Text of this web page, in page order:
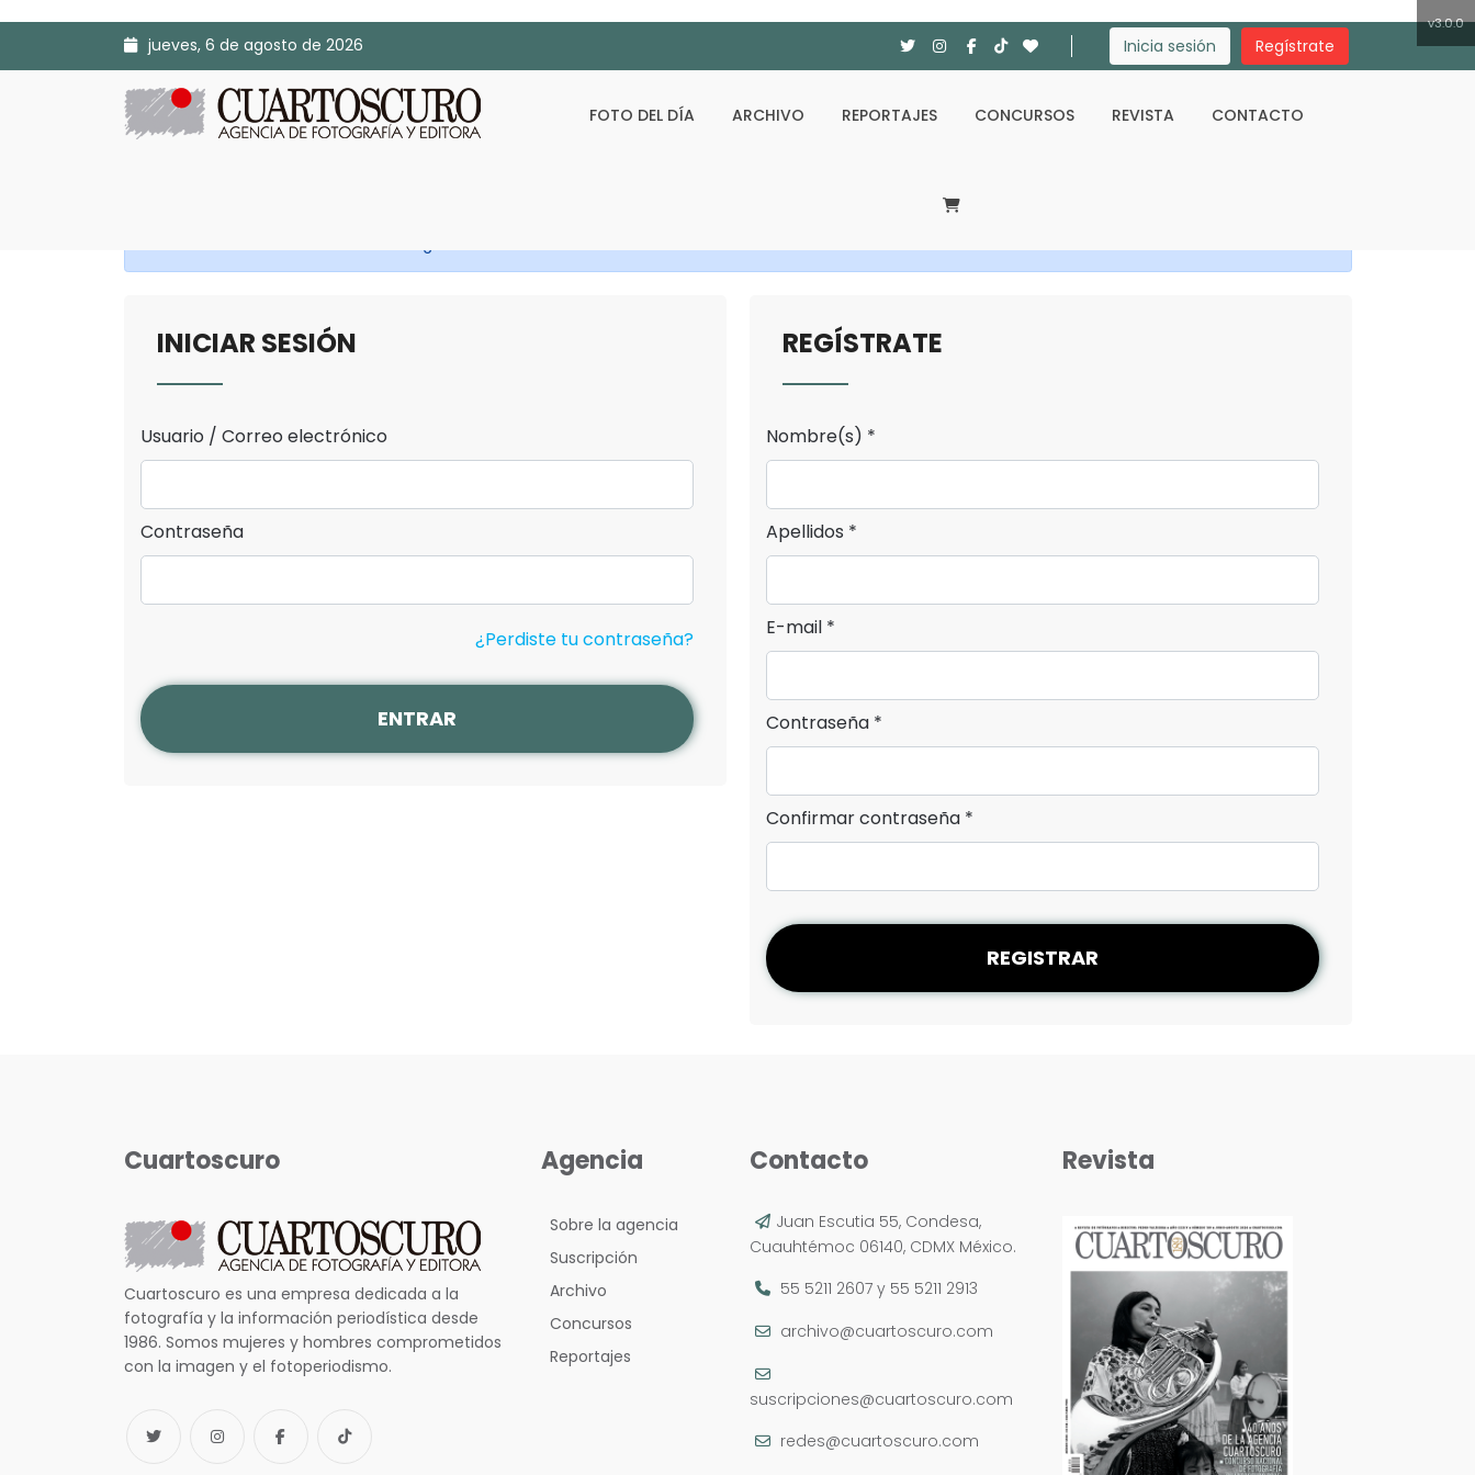
jueves, 6 de agosto de 2026 Inicia sesión Regístrate
FOTO DEL DÍA ARCHIVO REPORTAJES CONCURSOS REVISTA CONTACTO
v3.0.0
INICIAR SESIÓN
Usuario / Correo electrónico
Contraseña
¿Perdiste tu contraseña?
ENTRAR
REGÍSTRATE
Nombre(s) *
Apellidos *
E-mail *
Contraseña *
Confirmar contraseña *
REGISTRAR
Cuartoscuro
Cuartoscuro es una empresa dedicada a la
fotografía y la información periodística desde
1986. Somos mujeres y hombres comprometidos
con la imagen y el fotoperiodismo.
Agencia
Sobre la agencia
Suscripción
Archivo
Concursos
Reportajes
Contacto
Juan Escutia 55, Condesa,
Cuauhtémoc 06140, CDMX México.
55 5211 2607y 55 5211 2913
archivo@cuartoscuro.com
suscripciones@cuartoscuro.com
redes@cuartoscuro.com
Revista